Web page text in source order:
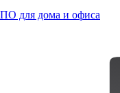
ПО для дома и офиса